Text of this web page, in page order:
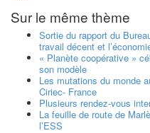
Sur le même thème
Sortie du rapport du
travail décent et
« Planète coopérative »
son modèle
Les mutations du monde
Ciriec- France
Plusieurs rendez-vous
La feuille de route de
l’ESS